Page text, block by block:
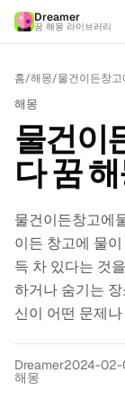
Dreamer
꿈 해몽 라이브러리
홈/해몽/물건이든창
해몽
물건이
다 꿈
물건이든창고에
이든 창고에 물
득 차 있다는 것
하거나 숨기는
신이 어떤 문제
Dreamer2024-02-
해몽